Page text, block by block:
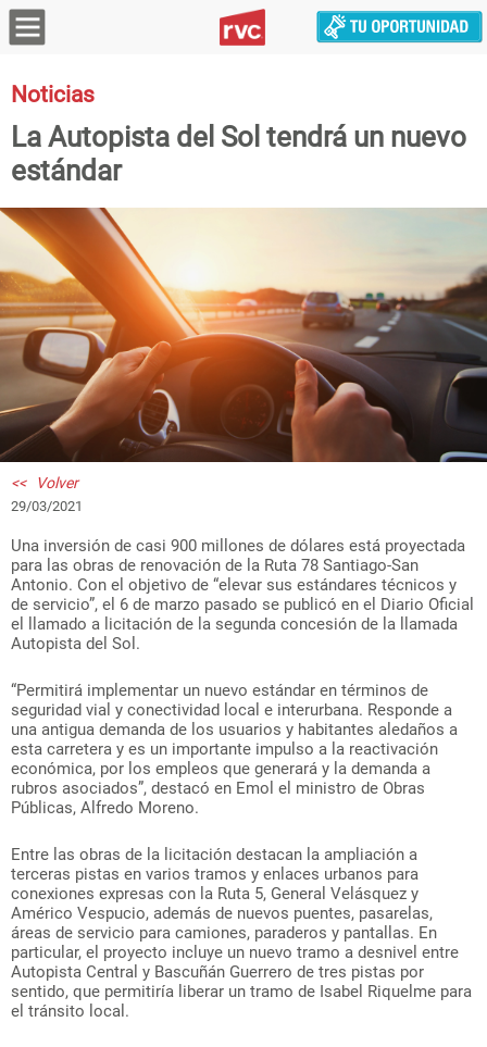
Noticias
La Autopista del Sol tendrá un nuevo
estándar
<< Volver
29/03/2021
Una inversión de casi 900 millones de dólares está proyectada
para las obras de renovación de la Ruta 78 Santiago-San
Antonio. Con el objetivo de “elevar sus estándares técnicos y
de servicio”, el 6 de marzo pasado se publicó en el Diario Oficial
el llamado a licitación de la segunda concesión de la llamada
Autopista del Sol.
“Permitirá implementar un nuevo estándar en términos de
seguridad vial y conectividad local e interurbana. Responde a
una antigua demanda de los usuarios y habitantes aledaños a
esta carretera y es un importante impulso a la reactivación
económica, por los empleos que generará y la demanda a
rubros asociados”, destacó en Emol el ministro de Obras
Públicas, Alfredo Moreno.
Entre las obras de la licitación destacan la ampliación a
terceras pistas en varios tramos y enlaces urbanos para
conexiones expresas con la Ruta 5, General Velásquez y
Américo Vespucio, además de nuevos puentes, pasarelas,
áreas de servicio para camiones, paraderos y pantallas. En
particular, el proyecto incluye un nuevo tramo a desnivel entre
Autopista Central y Bascuñán Guerrero de tres pistas por
sentido, que permitiría liberar un tramo de Isabel Riquelme para
el tránsito local.